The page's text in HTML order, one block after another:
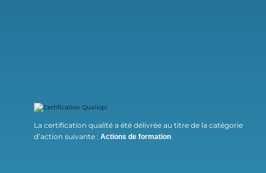
La certification qualité a été délivrée au titre de la catégorie
d’action suivante :Actions de formation